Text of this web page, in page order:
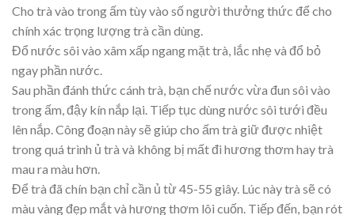
Cho trà vào trong ấm tùy vào số người thưởng thức để cho
chính xác trọng lượng trà cần dùng.
Đổ nước sôi vào xâm xấp ngang mặt trà, lắc nhẹ và đổ bỏ
ngay phần nước.
Sau phần đánh thức cánh trà, bạn chế nước vừa đun sôi vào
trong ấm, đậy kín nắp lại. Tiếp tục dùng nước sôi tưới đều
lên nắp. Công đoạn này sẽ giúp cho ấm trà giữ được nhiệt
trong quá trình ủ trà và không bị mất đi hương thơm hay trà
mau ra màu hơn.
Để trà đã chín bạn chỉ cần ủ từ 45-55 giây. Lúc này trà sẽ có
màu vàng đẹp mắt và hương thơm lôi cuốn. Tiếp đến, bạn rót